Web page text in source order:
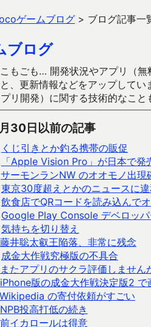
ゲームブログ > ブログ記事一
ブログ
もごも… 開発状況やアプリ（
、更新情報などをアップして
リ開発）に関する技術的なこと
30日以前の記事
くじ引きとか釣る携帯の販促
「Apple Vision Pro」が日本で発
サーモンランNW のオオモノ出現
東京30度超えとかのニュースに
飲食店でQRコードを読み込んで
Google Play Console デベロッ
気持ちを切り替え
藤井聡太叡王陥落、非常に残念
成金大作戦究極版の不具合
またアプリのサクラ評価しません
iPhone版の成金大作戦決定版2 で
Wikipedia の寄付依頼がすごい
NPB投高打低の続き
前イカロールは得意